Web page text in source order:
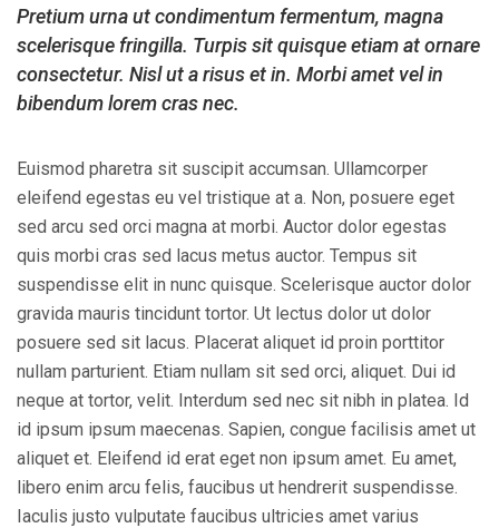
Pretium urna ut condimentum fermentum, magna
scelerisque fringilla. Turpis sit quisque etiam at ornare
consectetur. Nisl ut a risus et in. Morbi amet vel in
bibendum lorem cras nec.
Euismod pharetra sit suscipit accumsan. Ullamcorper
eleifend egestas eu vel tristique at a. Non, posuere eget
sed arcu sed orci magna at morbi. Auctor dolor egestas
quis morbi cras sed lacus metus auctor. Tempus sit
suspendisse elit in nunc quisque. Scelerisque auctor dolor
gravida mauris tincidunt tortor. Ut lectus dolor ut dolor
posuere sed sit lacus. Placerat aliquet id proin porttitor
nullam parturient. Etiam nullam sit sed orci, aliquet. Dui id
neque at tortor, velit. Interdum sed nec sit nibh in platea. Id
id ipsum ipsum maecenas. Sapien, congue facilisis amet ut
aliquet et. Eleifend id erat eget non ipsum amet. Eu amet,
libero enim arcu felis, faucibus ut hendrerit suspendisse.
Iaculis justo vulputate faucibus ultricies amet varius